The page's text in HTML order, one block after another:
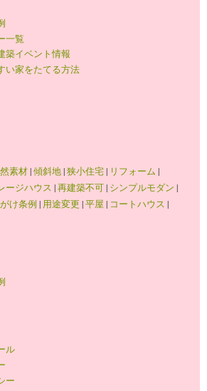
一覧
築イベント情報
い家をたてる方法
素材|傾斜地|狭小住宅| リフォーム |
ージハウス |再建築不可| シンプルモダン |
がけ条例 | 用途変更 |平屋 | コートハウス |
external)
ル
ー